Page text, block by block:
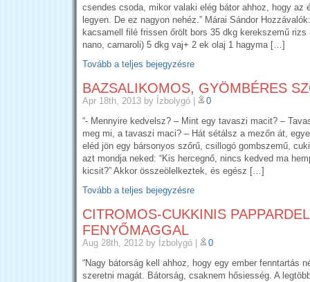
csendes csoda, mikor valaki elég bátor ahhoz, hogy az
legyen. De ez nagyon nehéz.” Márai Sándor
kacsamell filé frissen őrölt bors 35 dkg kerekszemű rizs
nano, carnaroli) 5 dkg vaj+ 2 ek olaj 1 hagyma […]
Tovább a teljes bejegyzésre
BAZSALIKOMOS, GYÖMBÉRES
Apr 18th, 2013 by Ízbolygó
0
“- Mennyire kedvelsz? – Mint egy tavaszi macit? –
meg mi, a tavaszi maci? – Hát sétálsz a mezőn át,
eléd jön egy bársonyos szőrű, csillogó gombszemű,
azt mondja neked: “Kis hercegnő, nincs kedved ma
kicsit?” Akkor összeölelkeztek, és egész […]
Tovább a teljes bejegyzésre
CITROMOS-CUKKINIS
FENYŐMAGGAL
Aug 28th, 2012 by Ízbolygó
0
“Nagy bátorság kell ahhoz, hogy egy ember fenntartás
szeretni magát. Bátorság, csaknem hősiesség. A